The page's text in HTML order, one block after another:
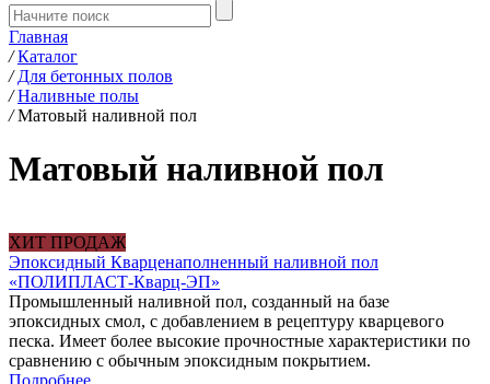
Главная
/ Каталог
/ Для бетонных полов
/ Наливные полы
/ Матовый наливной пол
Матовый наливной пол
ХИТ ПРОДАЖ
Эпоксидный Кварценаполненный наливной пол
«ПОЛИПЛАСТ-Кварц-ЭП»
Промышленный наливной пол, созданный на базе
эпоксидных смол, с добавлением в рецептуру кварцевого
песка. Имеет более высокие прочностные характеристики по
сравнению с обычным эпоксидным покрытием.
Подробнее